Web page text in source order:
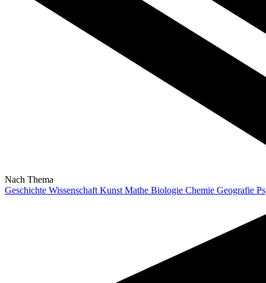
Nach Thema
Geschichte Wissenschaft Kunst Mathe Biologie Chemie Geografie